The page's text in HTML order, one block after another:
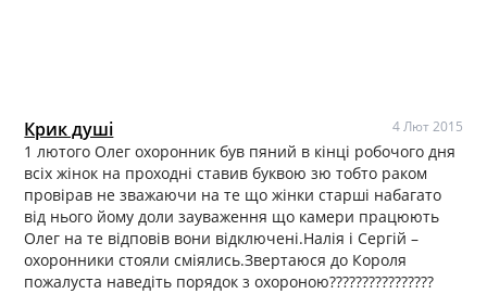
Крик душі 4 Лют 2015
1 лютого Олег охоронник був пяний в кінці робочого дня
всіх жінок на проходні ставив буквою зю тобто раком
провірав не зважаючи на те що жінки старші набагато
від нього йому доли зауваження що камери працюють
Олег на те відповів вони відключені.Налія і Сергій –
охоронники стояли сміялись.Звертаюся до Короля
пожалуста наведіть порядок з охороною????????????????